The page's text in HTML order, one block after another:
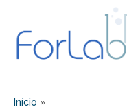
Início »